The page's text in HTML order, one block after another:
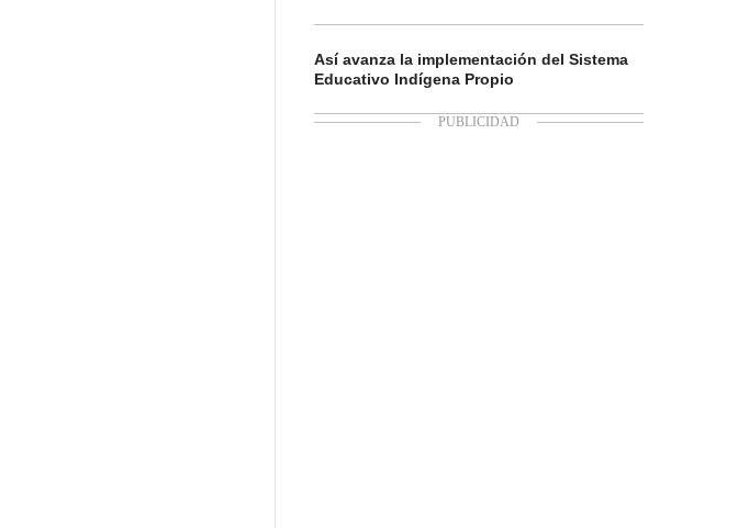
Así avanza la implementación del Sistema
Educativo Indígena Propio